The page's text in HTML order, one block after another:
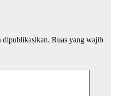
dipublikasikan. Ruas yang wajib